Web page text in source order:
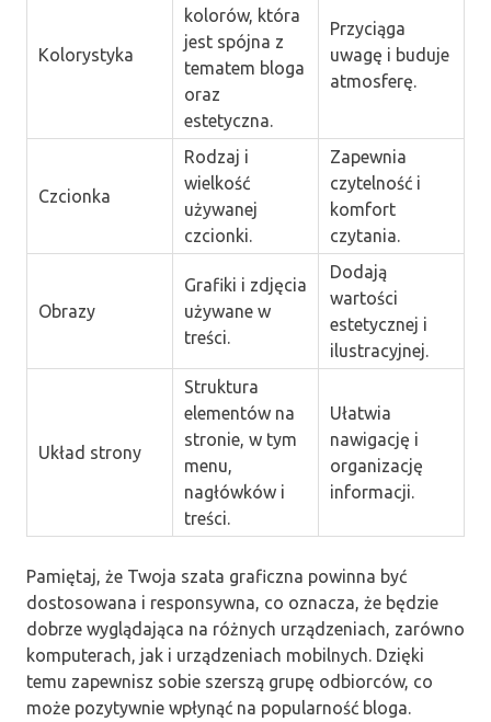
Kolorystyka
kolorów, która
jest spójna z
tematem bloga
oraz
estetyczna.
Przyciąga
uwagę i buduje
atmosferę.
Czcionka
Rodzaj i
wielkość
używanej
czcionki.
Zapewnia
czytelność i
komfort
czytania.
Obrazy
Grafiki i zdjęcia
używane w
treści.
Dodają
wartości
estetycznej i
ilustracyjnej.
Układ strony
Struktura
elementów na
stronie, w tym
menu,
nagłówków i
treści.
Ułatwia
nawigację i
organizację
informacji.
Pamiętaj, że Twoja szata graficzna powinna być
dostosowana i responsywna, co oznacza, że będzie
dobrze wyglądająca na różnych urządzeniach, zarówno
komputerach, jak i urządzeniach mobilnych. Dzięki
temu zapewnisz sobie szerszą grupę odbiorców, co
może pozytywnie wpłynąć na popularność bloga.